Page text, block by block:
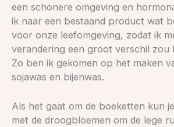
een schonere omgeving en
ik naar een bestaand product wat
voor onze leefomgeving, zodat ik
verandering een groot verschil zou
Zo ben ik gekomen op het maken
sojawas en bijenwas.
Als het gaat om de boeketten kun
met de droogbloemen om de lege